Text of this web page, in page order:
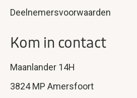
Deelnemersvoorwaarden
Kom in contact
Maanlander 14H
3824 MP Amersfoort